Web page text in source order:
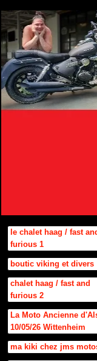
le chalet haag / fast
furious 1
boutic viking et divers
chalet haag / fast and
furious 2
La Moto Ancienne
10/05/26 Wittenheim
ma kiki chez jms